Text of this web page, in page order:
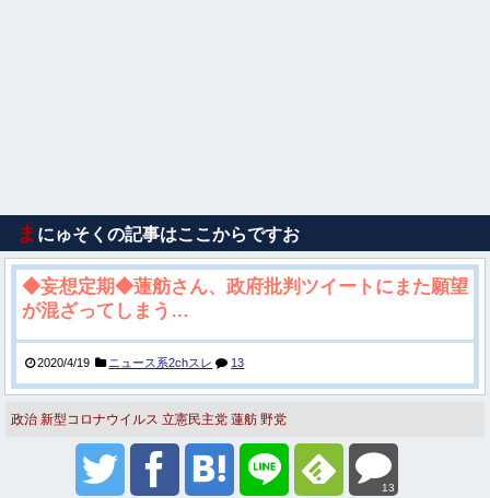
ま にゅそくの記事はここからですお
◆妄想定期◆蓮舫さん、政府批判ツイートにまた願望
が混ざってしまう…
2020/4/19 ニュース系2chスレ 13
政治 新型コロナウイルス 立憲民主党 蓮舫 野党
13